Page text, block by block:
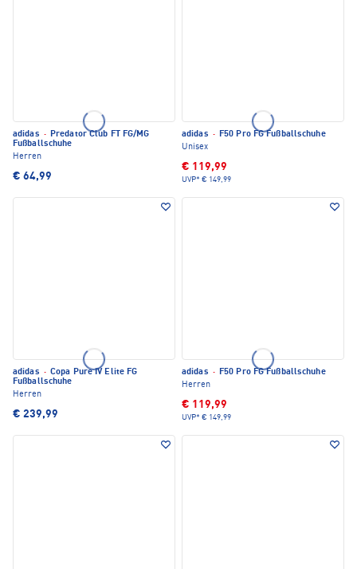
adidas · Predator Club FT FG/MG
Fußballschuhe
Herren
€ 64,99
adidas · F50 Pro FG Fußballschuhe
Unisex
€ 119,99
UVP* € 149,99
adidas · Copa Pure IV Elite FG
Fußballschuhe
Herren
€ 239,99
adidas · F50 Pro FG Fußballschuhe
Herren
€ 119,99
UVP* € 149,99